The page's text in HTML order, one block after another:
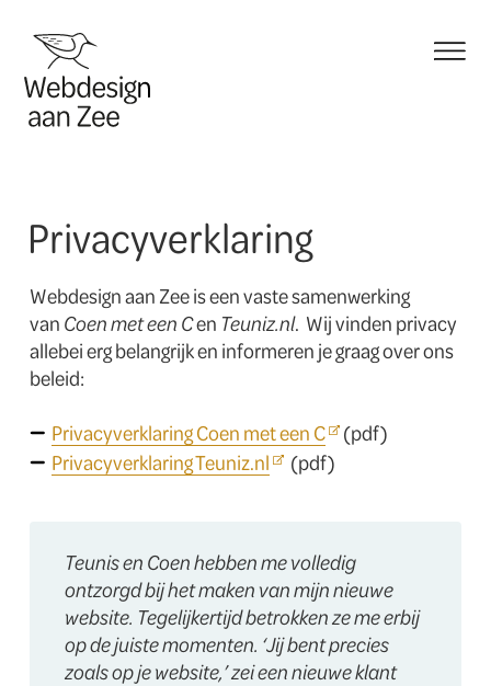
Privacyverklaring
Webdesign aan Zee is een vaste samenwerking
vanCoen met een Cen Teuniz.nl. Wij vinden privacy
allebei erg belangrijk en informeren je graag over ons
beleid:
Privacyverklaring Coen met een C
(pdf)
Privacyverklaring Teuniz.nl
(pdf)
Teunis en Coen hebben me volledig
ontzorgd bij het maken van mijn nieuwe
website. Tegelijkertijd betrokken ze me erbij
op de juiste momenten. ‘Jij bent precies
zoals op je website,’ zei een nieuwe klant